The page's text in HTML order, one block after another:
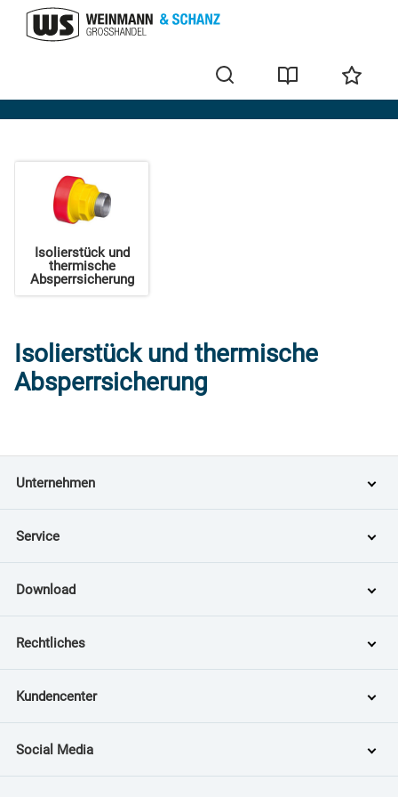
Gasarmaturen
Isolierstück und
thermische
Absperrsicherung
Isolierstück und thermische
Absperrsicherung
Unternehmen
Service
Download
Rechtliches
Kundencenter
Social Media